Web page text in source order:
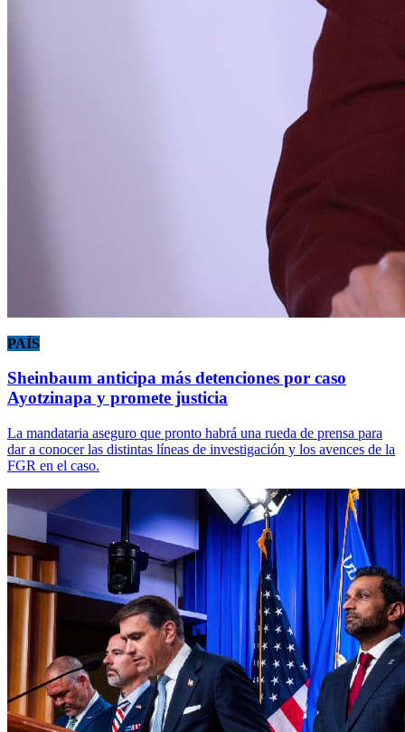
PAÍS
Sheinbaum anticipa más detenciones por caso
Ayotzinapa y promete justicia
La mandataria aseguro que pronto habrá una rueda de prensa para
dar a conocer las distintas líneas de investigación y los avences de la
FGR en el caso.